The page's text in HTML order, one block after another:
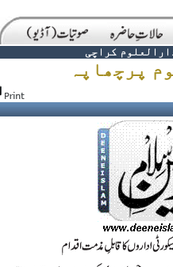
کراچی
پرچھاپہ